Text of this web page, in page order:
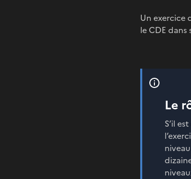
Un exercice
le CDE
Le
S’il